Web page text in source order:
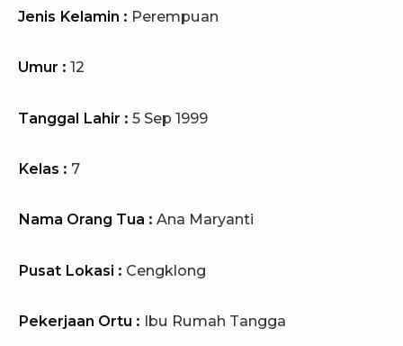
Jenis Kelamin : Perempuan
Umur : 12
Tanggal Lahir : 5 Sep 1999
Kelas : 7
Nama Orang Tua : Ana Maryanti
Pusat Lokasi : Cengklong
Pekerjaan Ortu : Ibu Rumah Tangga